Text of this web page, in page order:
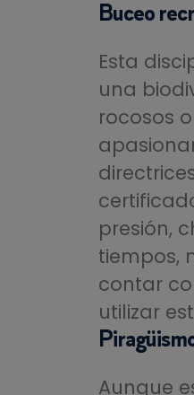
Buceo
Esta
una
rocosos
presión,
tiempos,
contar
utilizar
Aunque